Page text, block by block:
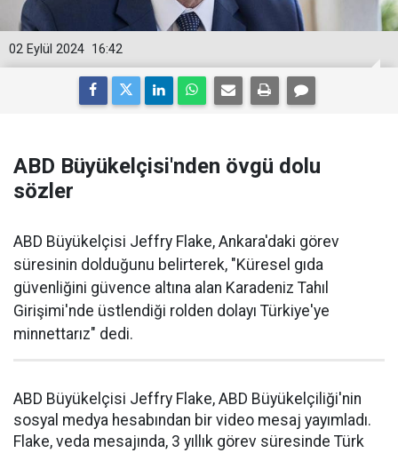
16:42
02 Eylül 2024
ABD Büyükelçisi'nden övgü dolu
sözler
ABD Büyükelçisi Jeffry Flake, Ankara'daki görev
süresinin dolduğunu belirterek, "Küresel gıda
güvenliğini güvence altına alan Karadeniz Tahıl
Girişimi'nde üstlendiği rolden dolayı Türkiye'ye
minnettarız" dedi.
ABD Büyükelçisi Jeffry Flake, ABD Büyükelçiliği'nin
sosyal medya hesabından bir video mesaj yayımladı.
Flake, veda mesajında, 3 yıllık görev süresinde Türk